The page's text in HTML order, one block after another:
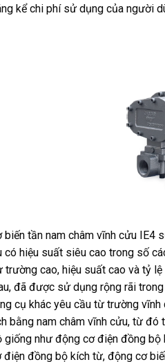
kể chi phí sử dụng của người
biến tần nam châm vĩnh cửu IE4
có hiệu suất siêu cao trong số
trường cao, hiệu suất cao và tỷ
đã được sử dụng rộng rãi
cụ khác yêu cầu từ trường
bằng nam châm vĩnh cửu, từ đó
giống như động cơ điện đồng
điện đồng bộ kích từ, động cơ